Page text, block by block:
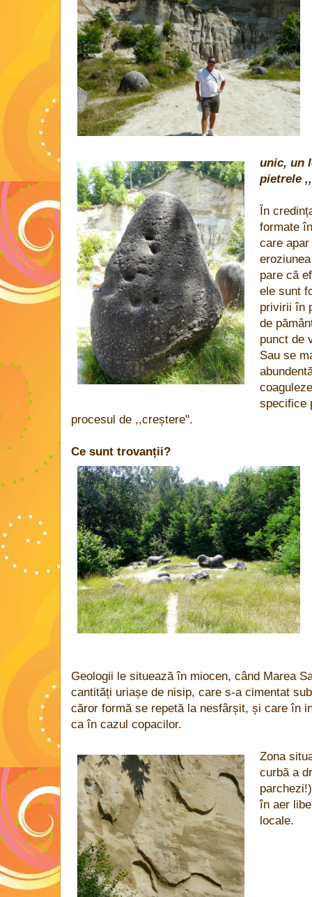
unic, un
pietrele
În
formate
care
pare că
ele sunt
privirii în
de
punct de
Sau se
specifice
procesul de ,,creștere".
Ce sunt trovanții?
Geologii le situează în miocen, când Marea
cantități uriașe de nisip, care s-a cimentat
căror formă se repetă la nesfârșit, și care în
ca în cazul copacilor.
Zona
curbă a
în aer
locale.